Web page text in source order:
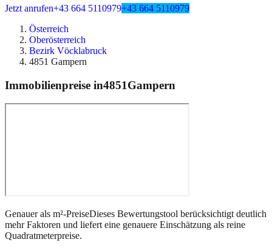
Jetzt anrufen+43 664 5110979+43 664 5110979
Österreich
Oberösterreich
Bezirk Vöcklabruck
4851 Gampern
Immobilienpreise in4851Gampern
Genauer als m²-PreiseDieses Bewertungstool berücksichtigt deutlich
mehr Faktoren und liefert eine genauere Einschätzung als reine
Quadratmeterpreise.